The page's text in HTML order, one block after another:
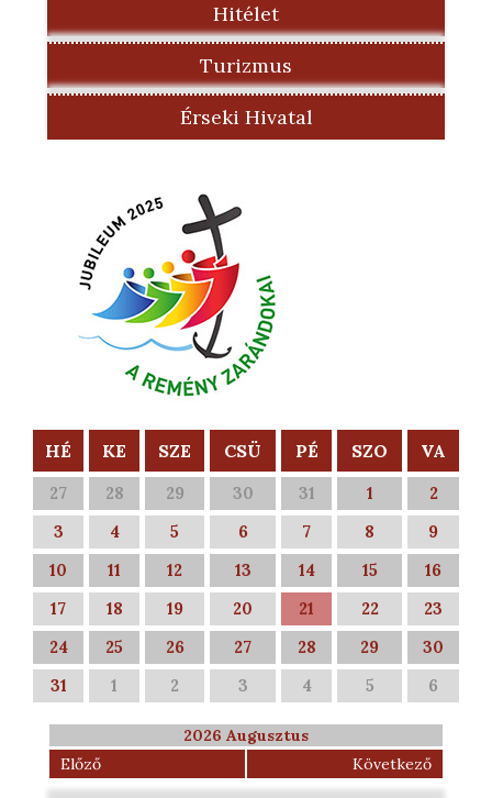
Hitélet
Turizmus
Érseki Hivatal
HÉ KE SZE CSÜ PÉ SZO VA
27 28 29 30 31 1
2
3
4 5 6 7 8
9
10
11 12 13 14 15
16
17
18 19 20 21 22
23
24
25 26 27 28 29
30
31
1 2 3 4 5 6
2026 Augusztus
Előző
Következő